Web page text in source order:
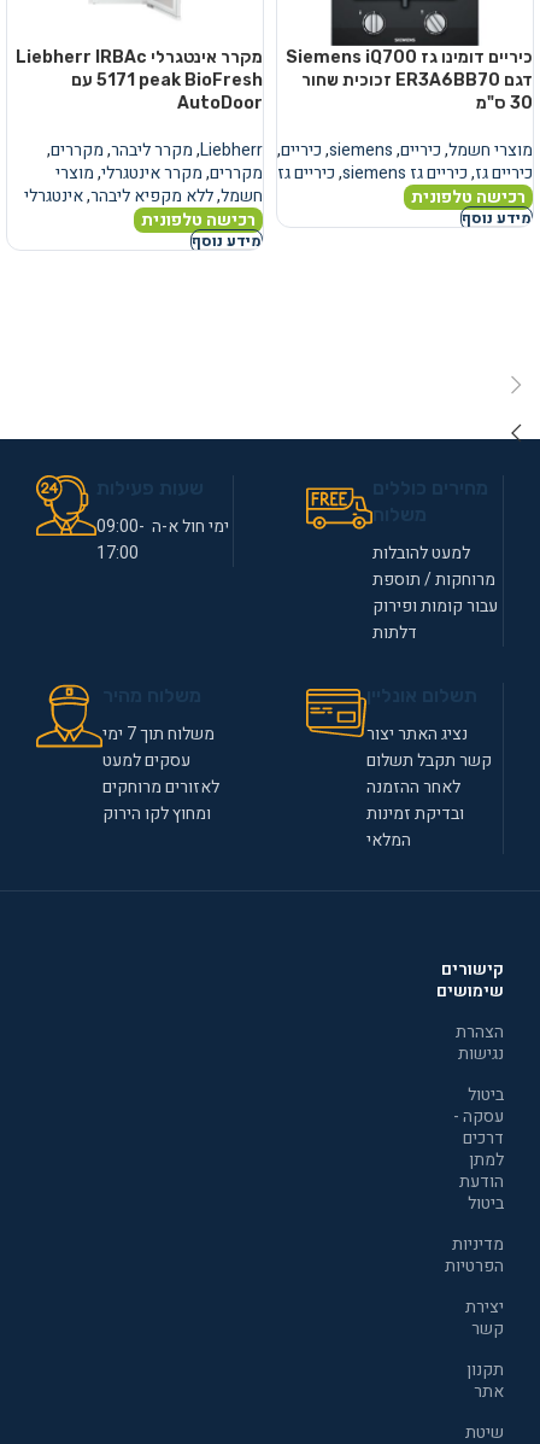
כיריים דומינו גז Siemens iQ700
דגם ER3A6BB70 זכוכית שחור
30 ס"מ
מוצרי חשמל,כיריים,
siemens
,כיריים,
כיריים גז,כיריים גז siemens ,כיריים גז
רכישה טלפונית
מידע נוסף
מקרר אינטגרלי Liebherr IRBAc
5171 peak BioFresh עם
AutoDoor
Liebherr
,מקרר ליבהר,מקררים,
מקררים,מקרר אינטגרלי,מוצרי
חשמל,ללא מקפיא ליבהר,אינטגרלי
רכישה טלפונית
מידע נוסף
למעט להובלות
מרוחקות / תוספת
עבור קומות ופירוק
דלתות
ימי חול א-ה 09:00-
17:00
נציג האתר יצור
קשר תקבל תשלום
לאחר ההזמנה
ובדיקת זמינות
המלאי
משלוח תוך 7 ימי
עסקים למעט
לאזורים מרוחקים
ומחוץ לקו הירוק
קישורים
שימושים
הצהרת
נגישות
ביטול
עסקה -
דרכים
למתן
הודעת
ביטול
מדיניות
הפרטיות
יצירת
קשר
תקנון
אתר
שיטת